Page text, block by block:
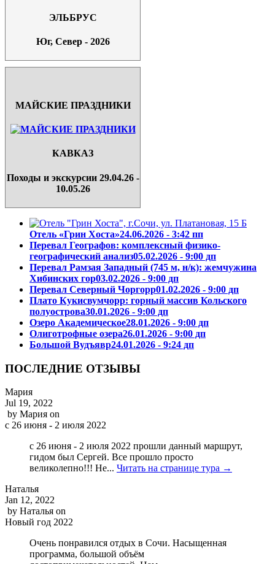
ЭЛЬБРУС
Юг, Север - 2026
МАЙСКИЕ ПРАЗДНИКИ
КАВКАЗ
Походы и экскурсии 29.04.26 -
10.05.26
Отель «Грин Хоста»24.06.2026 - 3:42 пп
Перевал Географов: комплексный физико-
географический анализ05.02.2026 - 9:00 дп
Перевал Рамзая Западный (745 м, н/к): жемчужина
Хибинских гор03.02.2026 - 9:00 дп
Перевал Северный Чоргорр01.02.2026 - 9:00 дп
Плато Кукисвумчорр: горный массив Кольского
полуострова30.01.2026 - 9:00 дп
Озеро Академическое28.01.2026 - 9:00 дп
Олиготрофные озера26.01.2026 - 9:00 дп
Большой Вудъявр24.01.2026 - 9:24 дп
ПОСЛЕДНИЕ ОТЗЫВЫ
Мария
Jul 19, 2022
by Мария on
с 26 июня - 2 июля 2022
с 26 июня - 2 июля 2022 прошли данный маршрут,
гидом был Сергей. Все прошло просто
великолепно!!! Не... Читать на странице тура →
Наталья
Jan 12, 2022
by Наталья on
Новый год 2022
Очень понравился отдых в Сочи. Насыщенная
программа, большой объём